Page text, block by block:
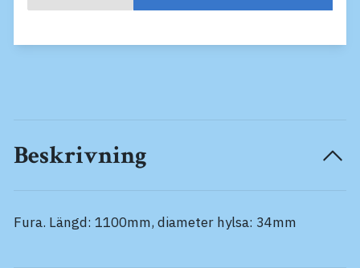
Beskrivning
Fura. Längd: 1100mm, diameter hylsa: 34mm